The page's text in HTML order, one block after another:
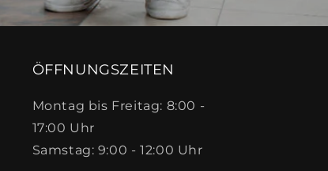
ÖFFNUNGSZEITEN
Montag bis Freitag: 8:00 -
17:00 Uhr
Samstag: 9:00 - 12:00 Uhr